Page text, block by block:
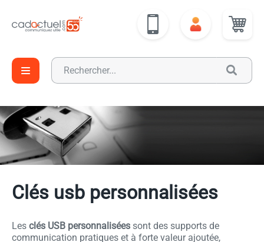
Clés usb personnalisées
Les clés USB personnalisées sont des supports de
communication pratiques et à forte valeur ajoutée,